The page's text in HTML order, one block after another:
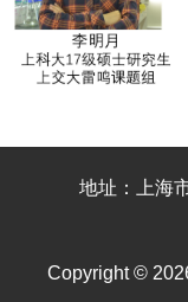
地址：上海
Copyright ©